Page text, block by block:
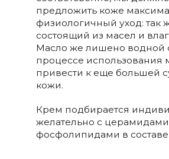
предложить коже
физиологичный уход: так
состоящий из масел и
Масло же лишено водной
процессе использования
привести к еще большей
кожи.
Крем подбирается
желательно с
фосфолипидами в составе.